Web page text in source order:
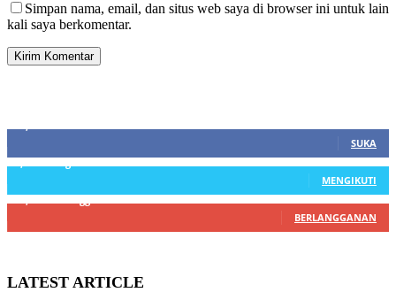
Simpan nama, email, dan situs web saya di browser ini untuk lain
kali saya berkomentar.
SUKA
MENGIKUTI
BERLANGGANAN
LATEST ARTICLE